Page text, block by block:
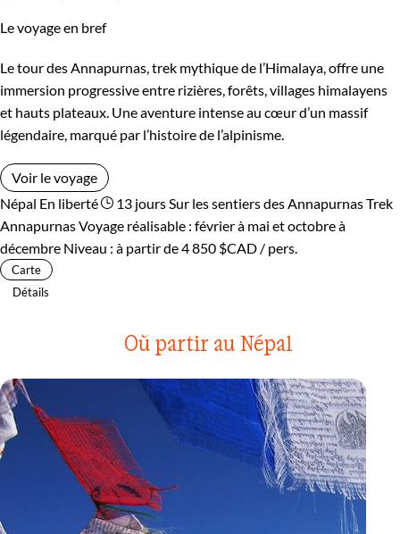
Le voyage en bref
Le tour des Annapurnas, trek mythique de l’Himalaya, offre une
immersion progressive entre rizières, forêts, villages himalayens
et hauts plateaux. Une aventure intense au cœur d’un massif
légendaire, marqué par l’histoire de l’alpinisme.
Voir le voyage
Népal En liberté 13 jours Sur les sentiers des AnnapurnasTrek
AnnapurnasVoyage réalisable : février à mai et octobre à
décembre Niveau : à partir de4 850 $CAD / pers.
Carte
Détails
Où partir au Népal